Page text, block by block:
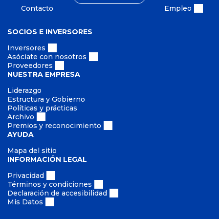
Contacto
Empleo
SOCIOS E INVERSORES
Inversores
Asóciate con nosotros
Proveedores
NUESTRA EMPRESA
Liderazgo
Estructura y Gobierno
Políticas y prácticas
Archivo
Premios y reconocimiento
AYUDA
Mapa del sitio
INFORMACIÓN LEGAL
Privacidad
Términos y condiciones
Declaración de accesibilidad
Mis Datos